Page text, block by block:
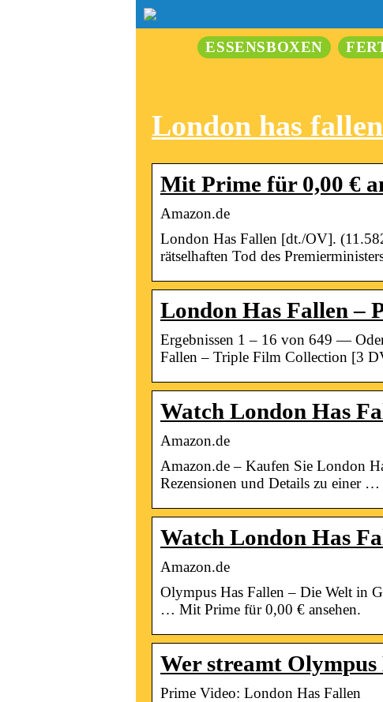
ESSENSBOXEN
London has
Mit Prime für 0,00 €
Amazon.de
London Has Fallen [dt./OV].
rätselhaften Tod des
London Has Fallen –
Ergebnissen 1 – 16 von 649 —
Fallen – Triple Film Collection [3
Watch London Has
Amazon.de
Amazon.de – Kaufen Sie London
Rezensionen und Details zu einer …
Watch London Has
Amazon.de
Olympus Has Fallen – Die Welt in
… Mit Prime für 0,00 € ansehen.
Wer streamt
Prime Video: London Has Fallen